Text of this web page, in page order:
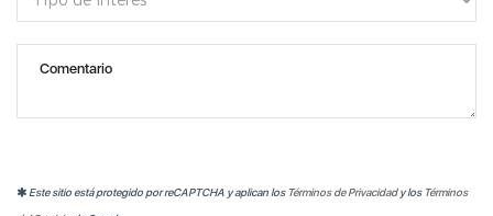
Este sitio está protegido por reCAPTCHA y aplican los Términos de Privacidady los Términos